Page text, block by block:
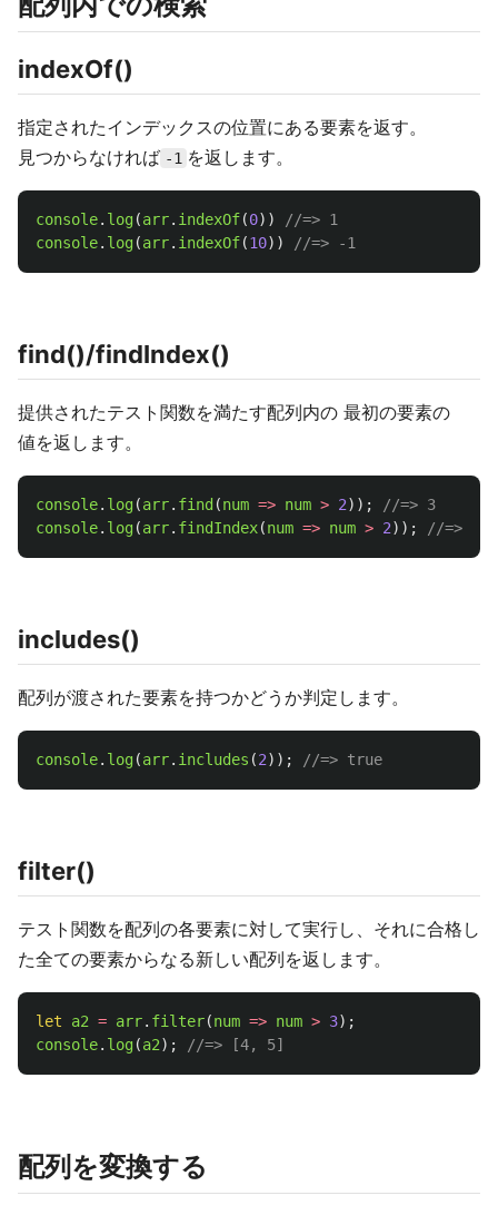
indexOf()
指定されたインデックスの位置にある要素を返す。
見つからなければ -1 を返します。
console. log(arr. indexOf(0))
//=> 1
console. log(arr. indexOf(10)) //=> -1
find()/findIndex()
提供されたテスト関数を満たす配列内の 最初の要素の
値を返します。
console. log(arr. find (num => num > 2));
//=> 3
console. log(arr. findIndex(num => num > 2)); //=> 2
includes()
配列が渡された要素を持つかどうか判定します。
console. log(arr. includes (2)); //=> true
filter()
テスト関数を配列の各要素に対して実行し、それに合格し
た全ての要素からなる新しい配列を返します。
let a2 = arr. filter(num => num > 3);
console. log(a2); //=> [4, 5]
配列を変換する